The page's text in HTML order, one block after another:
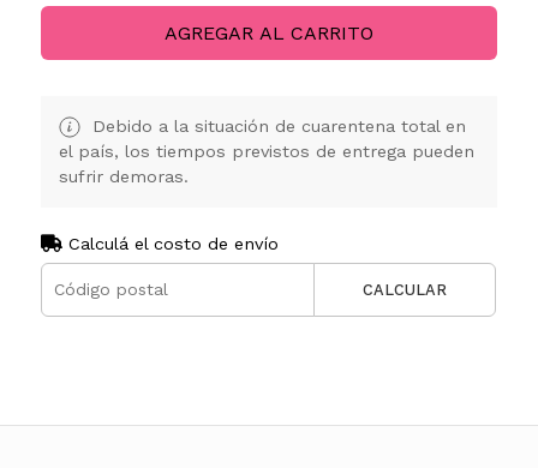
AGREGAR AL CARRITO
Debido a la situación de cuarentena total en
el país, los tiempos previstos de entrega pueden
sufrir demoras.
Calculá el costo de envío
CALCULAR